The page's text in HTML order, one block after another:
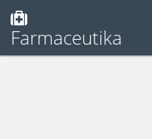
Farmaceutika